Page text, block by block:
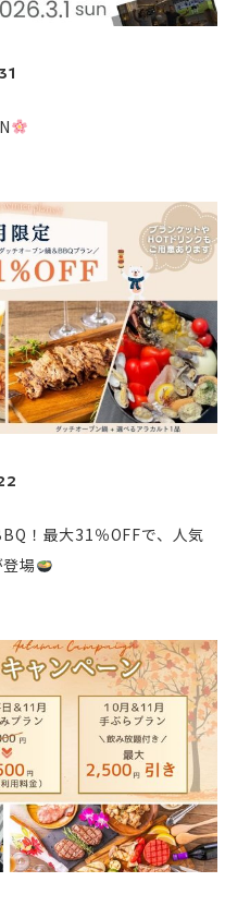
！最大31％OFFで、人気
場